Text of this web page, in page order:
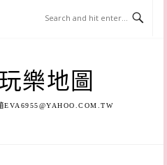
樂地圖
EVA6955@YAHOO.COM.TW